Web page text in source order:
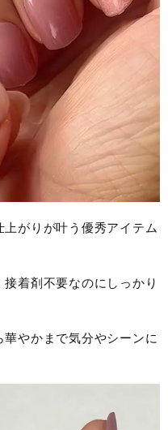
がりが叶う優秀アイテム
着剤不要なのにしっかり
やかまで気分やシーンに